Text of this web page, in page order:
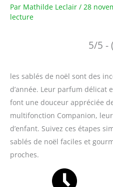
Par Mathilde Leclair / 28
lecture
5/5 -
les sablés de noël sont des
d’année. Leur parfum délicat
font une douceur appréciée
multifonction Companion,
d’enfant. Suivez ces étapes
sablés de noël faciles et
proches.